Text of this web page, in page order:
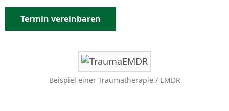
Termin vereinbaren
Beispiel einer Traumatherapie / EMDR